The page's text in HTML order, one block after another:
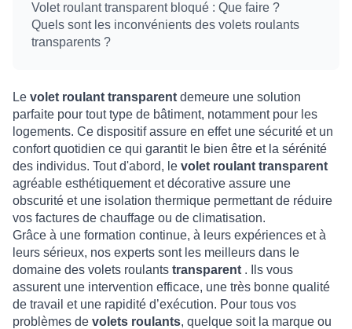
Volet roulant transparent bloqué : Que faire ?
Quels sont les inconvénients des volets roulants
transparents ?
Le volet roulant transparent demeure une solution
parfaite pour tout type de bâtiment, notamment pour les
logements. Ce dispositif assure en effet une sécurité et un
confort quotidien ce qui garantit le bien être et la sérénité
des individus. Tout d'abord, le volet roulant transparent
agréable esthétiquement et décorative assure une
obscurité et une isolation thermique permettant de réduire
vos factures de chauffage ou de climatisation.
Grâce à une formation continue, à leurs expériences et à
leurs sérieux, nos experts sont les meilleurs dans le
domaine des volets roulants transparent . Ils vous
assurent une intervention efficace, une très bonne qualité
de travail et une rapidité d’exécution. Pour tous vos
problèmes de volets roulants, quelque soit la marque ou